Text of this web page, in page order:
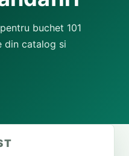
buchet 101
din catalog si